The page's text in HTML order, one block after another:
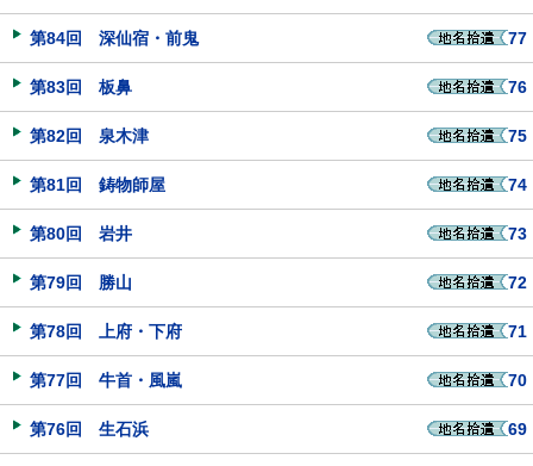
第84回 深仙宿・前鬼 77
第83回 板鼻 76
第82回 泉木津 75
第81回 鋳物師屋 74
第80回 岩井 73
第79回 勝山 72
第78回 上府・下府 71
第77回 牛首・風嵐 70
第76回 生石浜 69